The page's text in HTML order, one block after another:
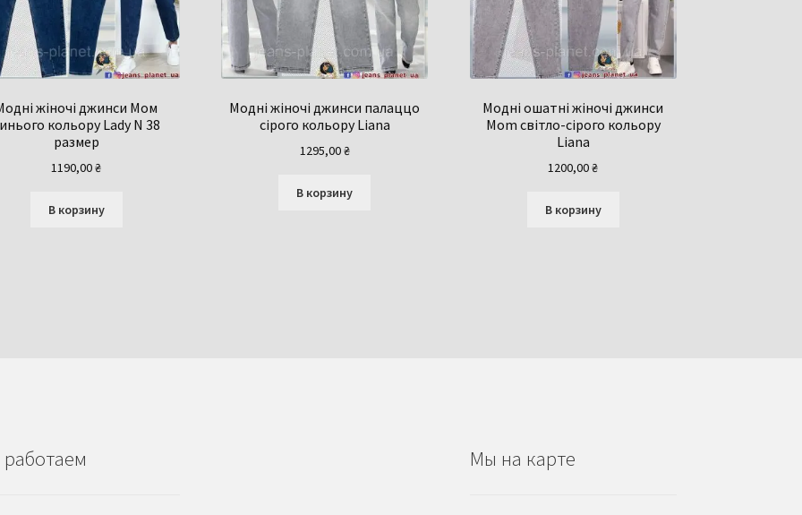
жіночі джинси Мом
кольору Lady N 38
размер
1190,00₴
В корзину
Модні жіночі джинси палаццо
сірого кольору Liana
1295,00₴
В корзину
Модні ошатні жіночі джинси
Mom світло-сірого кольору
Liana
1200,00₴
В корзину
Мы на карте